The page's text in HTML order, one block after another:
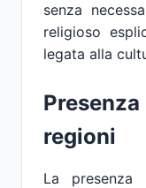
senza
religioso
legata alla
regioni
La presenza